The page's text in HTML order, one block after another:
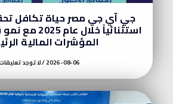
جي آي جي مصر حياة تكافل
استثنائياً خلال
المؤشرات المالية
2026-08-06 لا توجد تعليقات